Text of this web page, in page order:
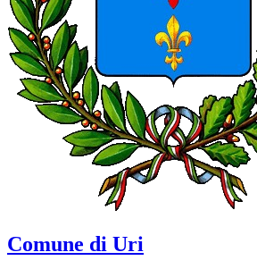
Comune di Uri